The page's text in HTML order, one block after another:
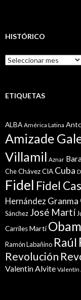
HISTÓRICO
Histórico
ETIQUETAS
ALBA América Latina
Amizade
Villamil Aznar
CheChávezCIA Cuba
Fidel Fidel
Hernández Granma
Sánchez José Martí
CarrilesMartí
Ramón Labañino Raúl
Revolución
Valentin Alvite Valentín